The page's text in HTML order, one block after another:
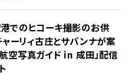
でのヒコーキ撮影のお供
ャーリィ古庄とサバンナが案
空写真ガイド in 成田」配信